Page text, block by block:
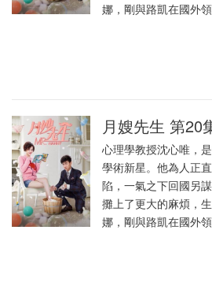
娜，剛與路凱在國外
月嫂先生 第20
心理學教授沈心唯，
學術新星。他為人正
陷，一氣之下回國另
攤上了更大的麻煩，
娜，剛與路凱在國外